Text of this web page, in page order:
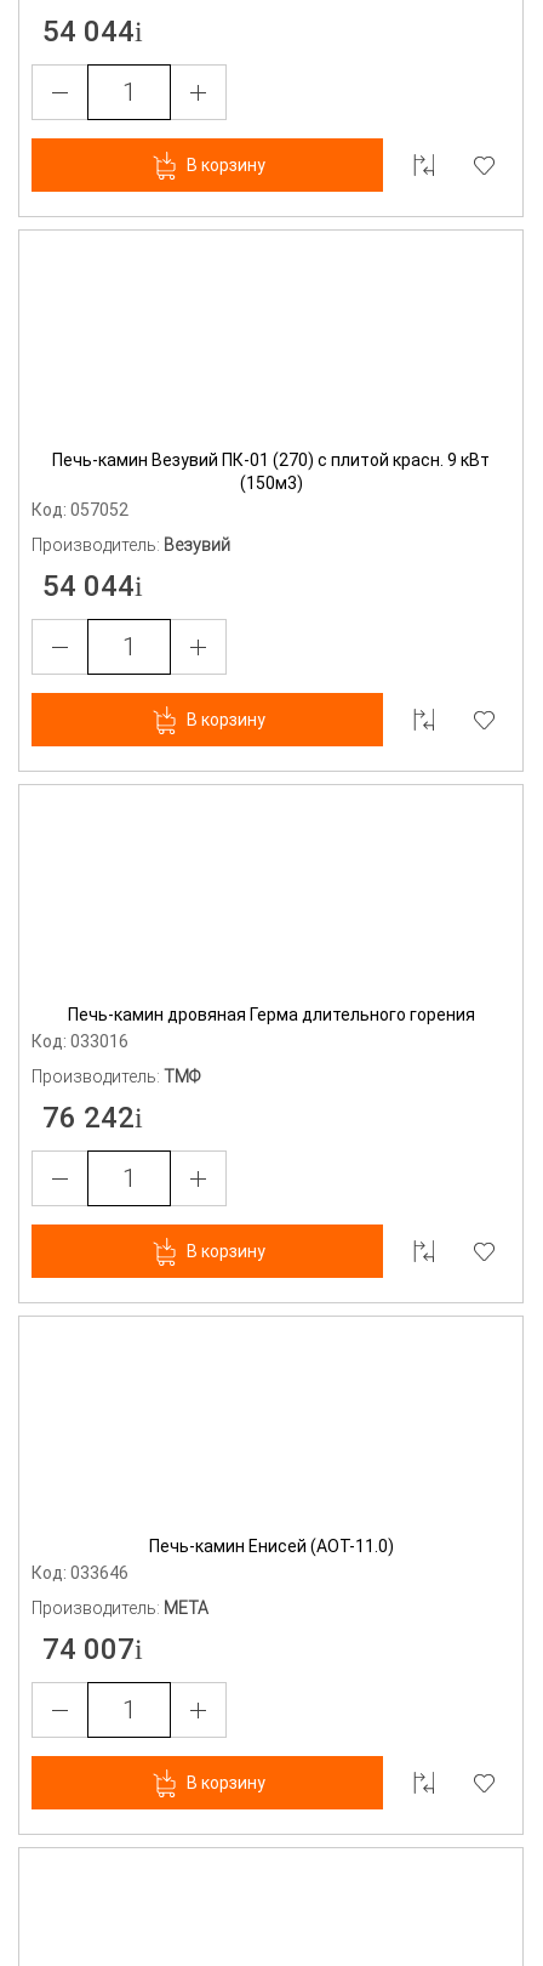
54 044
В корзину
Печь-камин Везувий ПК-01 (270) с плитой красн. 9 кВт
(150м3)
Код: 057052
Производитель: Везувий
54 044
В корзину
Печь-камин дровяная Герма длительного горения
Код: 033016
Производитель: ТМФ
76 242
В корзину
Печь-камин Енисей (АОТ-11.0)
Код: 033646
Производитель: МЕТА
74 007
В корзину